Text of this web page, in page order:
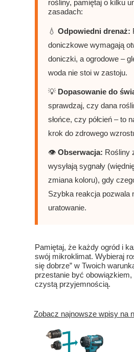
rośliny, pamiętaj o kilku
zasadach:
💧 Odpowiedni drenaż:
doniczkowe wymagają
doniczki, a ogrodowe –
woda nie stoi w zastoju.
💡 Dopasowanie do
sprawdzaj, czy dana
słońce, czy półcień – to
krok do zdrowego
👁️ Obserwacja: Rośliny
wysyłają sygnały
zmiana koloru), gdy
Szybka reakcja pozwala
uratowanie.
Pamiętaj, że każdy ogród i
swój mikroklimat. Wybieraj
się dobrze” w Twoich
przestanie być obowiązkiem,
czystą przyjemnością.
Zobacz najnowsze wpisy na